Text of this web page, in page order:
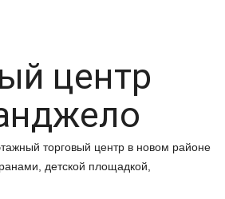
центр
торговый центр в новом районе
детской площадкой,